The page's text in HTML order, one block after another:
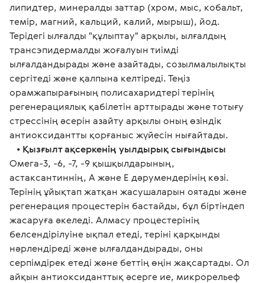
липидтер, минералды заттар (хром, мыс, кобальт,
темір, магний, кальций, калий, мырыш), йод.
Терідегі ылғалды "құлыптау" арқылы, ылғалдың
трансэпидермалды жоғалуын тиімді
ылғалдандырады және азайтады, созылмалылықты
сергітеді және қалпына келтіреді. Теңіз
орамжапырағының полисахаридтері терінің
регенерациялық қабілетін арттырады және тотығу
стрессінің әсерін азайту арқылы оның өзіндік
антиоксидантты қорғаныс жүйесін нығайтады.
• Қызғылт ақсеркенің уылдырық сығындысы
Омега-3, -6, -7, -9 қышқылдарының,
астаксантиннің, А және Е дәрумендерінің көзі.
Терінің ұйықтап жатқан жасушаларын оятады және
регенерация процестерін бастайды, бұл біртіндеп
жасаруға әкеледі. Алмасу процестерінің
белсендірілуіне ықпал етеді, теріні қарқынды
нәрлендіреді және ылғалдандырады, оны
серпімдірек етеді және беттің өңін жақсартады. Ол
айқын антиоксиданттық әсерге ие, микрорельеф